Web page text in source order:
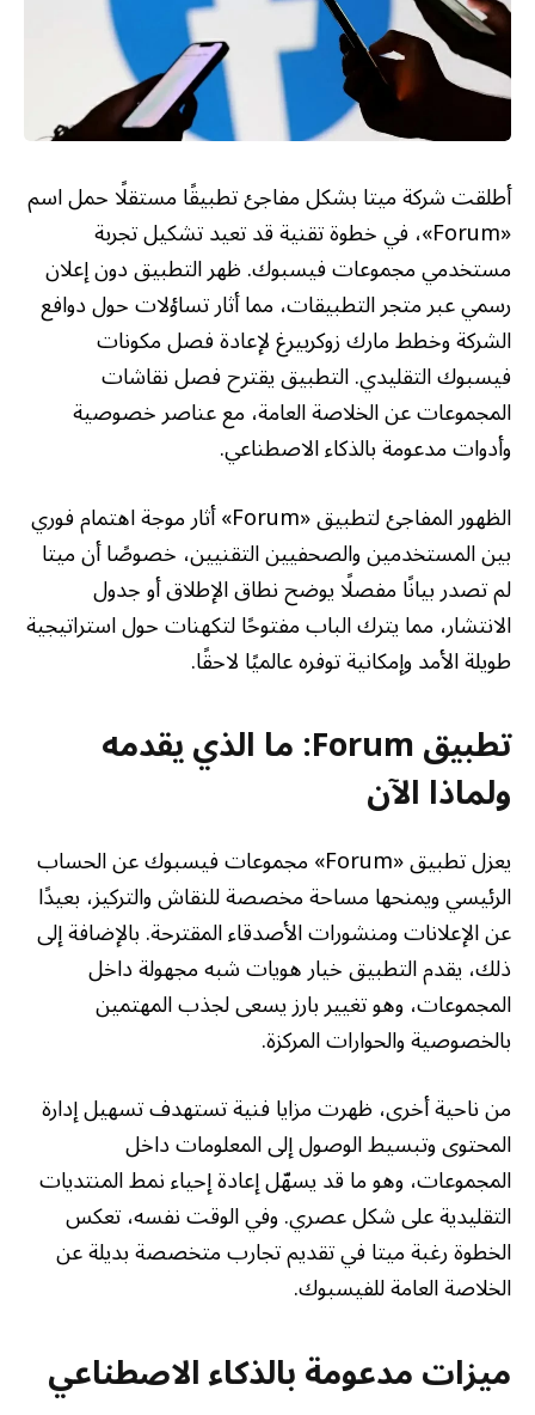
أطلقت شركة ميتا بشكل مفاجئ تطبيقًا مستقلًا حمل اسم
«Forum»، في خطوة تقنية قد تعيد تشكيل تجربة
مستخدمي مجموعات فيسبوك. ظهر التطبيق دون إعلان
رسمي عبر متجر التطبيقات، مما أثار تساؤلات حول دوافع
الشركة وخطط مارك زوكربيرغ لإعادة فصل مكونات
فيسبوك التقليدي. التطبيق يقترح فصل نقاشات
المجموعات عن الخلاصة العامة، مع عناصر خصوصية
وأدوات مدعومة بالذكاء الاصطناعي.
الظهور المفاجئ لتطبيق «Forum» أثار موجة اهتمام فوري
بين المستخدمين والصحفيين التقنيين، خصوصًا أن ميتا
لم تصدر بيانًا مفصلًا يوضح نطاق الإطلاق أو جدول
الانتشار، مما يترك الباب مفتوحًا لتكهنات حول استراتيجية
طويلة الأمد وإمكانية توفره عالميًا لاحقًا.
تطبيق Forum: ما الذي يقدمه
ولماذا الآن
يعزل تطبيق «Forum» مجموعات فيسبوك عن الحساب
الرئيسي ويمنحها مساحة مخصصة للنقاش والتركيز، بعيدًا
عن الإعلانات ومنشورات الأصدقاء المقترحة. بالإضافة إلى
ذلك، يقدم التطبيق خيار هويات شبه مجهولة داخل
المجموعات، وهو تغيير بارز يسعى لجذب المهتمين
بالخصوصية والحوارات المركزة.
من ناحية أخرى، ظهرت مزايا فنية تستهدف تسهيل إدارة
المحتوى وتبسيط الوصول إلى المعلومات داخل
المجموعات، وهو ما قد يسهّل إعادة إحياء نمط المنتديات
التقليدية على شكل عصري. وفي الوقت نفسه، تعكس
الخطوة رغبة ميتا في تقديم تجارب متخصصة بديلة عن
الخلاصة العامة للفيسبوك.
ميزات مدعومة بالذكاء الاصطناعي